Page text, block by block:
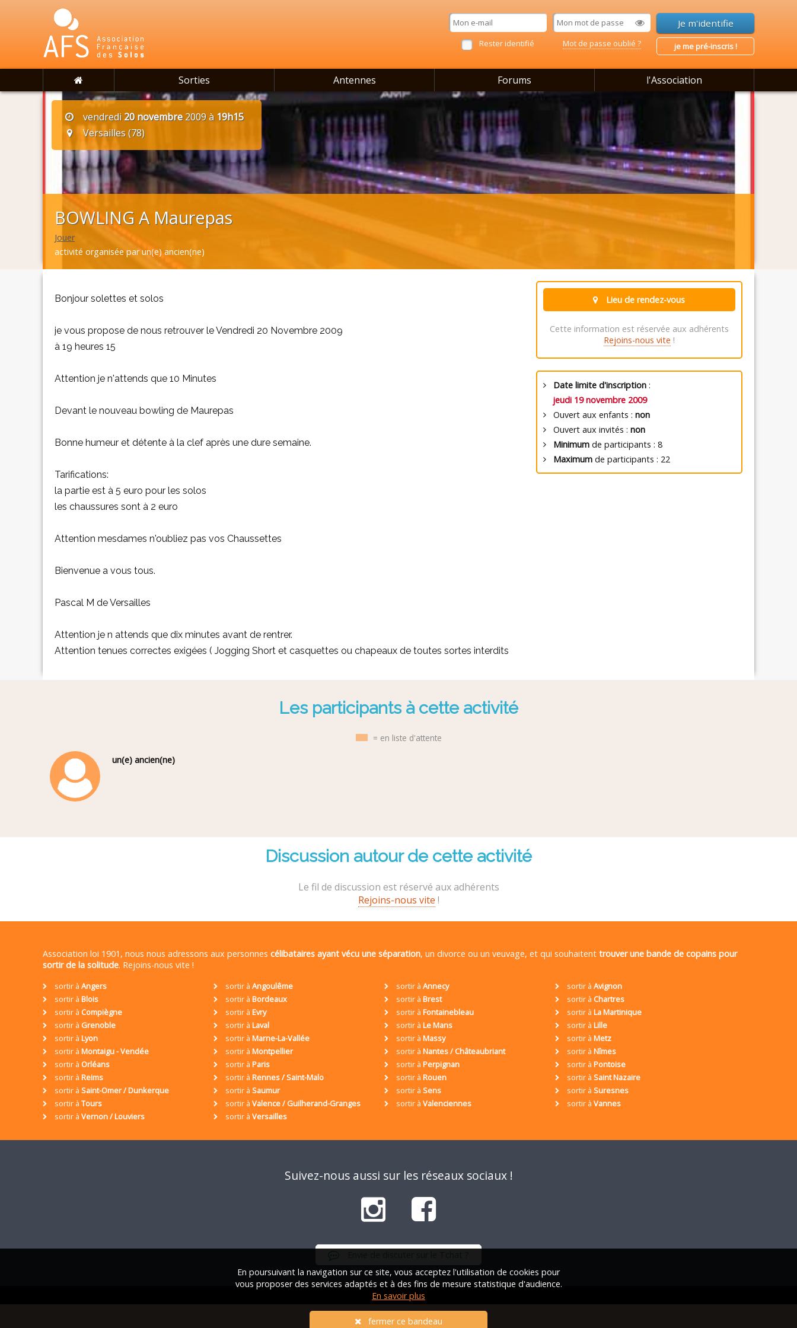
Rester identifié Mot de passe oublié ? je me pré-inscris !
Sorties Antennes Forums l'Association
vendredi 20 novembre2009 à 19h15
Versailles (78)
BOWLING A Maurepas
Jouer
activité organisée par un(e) ancien(ne)
Bonjour solettes et solos
je vous propose de nous retrouver le Vendredi 20 Novembre 2009
à 19 heures 15
Attention je n'attends que 10 Minutes
Devant le nouveau bowling de Maurepas
Bonne humeur et détente à la clef après une dure semaine.
Tarifications:
la partie est à 5 euro pour les solos
les chaussures sont à 2 euro
Attention mesdames n'oubliez pas vos Chaussettes
Bienvenue a vous tous.
Pascal M de Versailles
Attention je n attends que dix minutes avant de rentrer.
Attention tenues correctes exigées ( Jogging Short et casquettes ou chapeaux de toutes sortes interdits
Lieu de rendez-vous
Cette information est réservée aux adhérents
Rejoins-nous vite !
Date limite d'inscription:
jeudi 19 novembre 2009
Ouvert aux enfants : non
Ouvert aux invités : non
Minimumde participants : 8
Maximumde participants : 22
Les participants à cette activité
= en liste d'attente
un(e) ancien(ne)
Discussion autour de cette activité
Le fil de discussion est réservé aux adhérents
Rejoins-nous vite !
Association loi 1901, nous nous adressons aux personnes célibataires ayant vécu une séparation, un divorce ou un veuvage, et qui souhaitent trouver une bande de copains pour
sortir de la solitude. Rejoins-nous vite !
sortir à Angers sortir à Angoulême sortir à Annecy sortir à Avignon
sortir à Blois sortir à Bordeaux sortir à Brest sortir à Chartres
sortir à Compiègne sortir à Evry sortir à Fontainebleau sortir à La Martinique
sortir à Grenoble sortir à Laval sortir à Le Mans sortir à Lille
sortir à Lyon sortir à Marne-La-Vallée sortir à Massy sortir à Metz
sortir à Montaigu - Vendée sortir à Montpellier sortir à Nantes / Châteaubriant sortir à Nîmes
sortir à Orléans sortir à Paris sortir à Perpignan sortir à Pontoise
sortir à Reims sortir à Rennes / Saint-Malo sortir à Rouen sortir à Saint Nazaire
sortir à Saint-Omer / Dunkerque sortir à Saumur sortir à Sens sortir à Suresnes
sortir à Tours sortir à Valence / Guilherand-Granges sortir à Valenciennes sortir à Vannes
sortir à Vernon / Louviers sortir à Versailles
Suivez-nous aussi sur les réseaux sociaux !
© 2001 / 2026 • Association Française des Solos |Qui sommes-nous ?|FAQ|Mentions légales
En poursuivant la navigation sur ce site, vous acceptez l'utilisation de cookies pour
vous proposer des services adaptés et à des fins de mesure statistique d'audience.
En savoir plus
fermer ce bandeau